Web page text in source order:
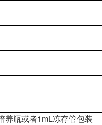
养瓶或者1mL冻存管包装